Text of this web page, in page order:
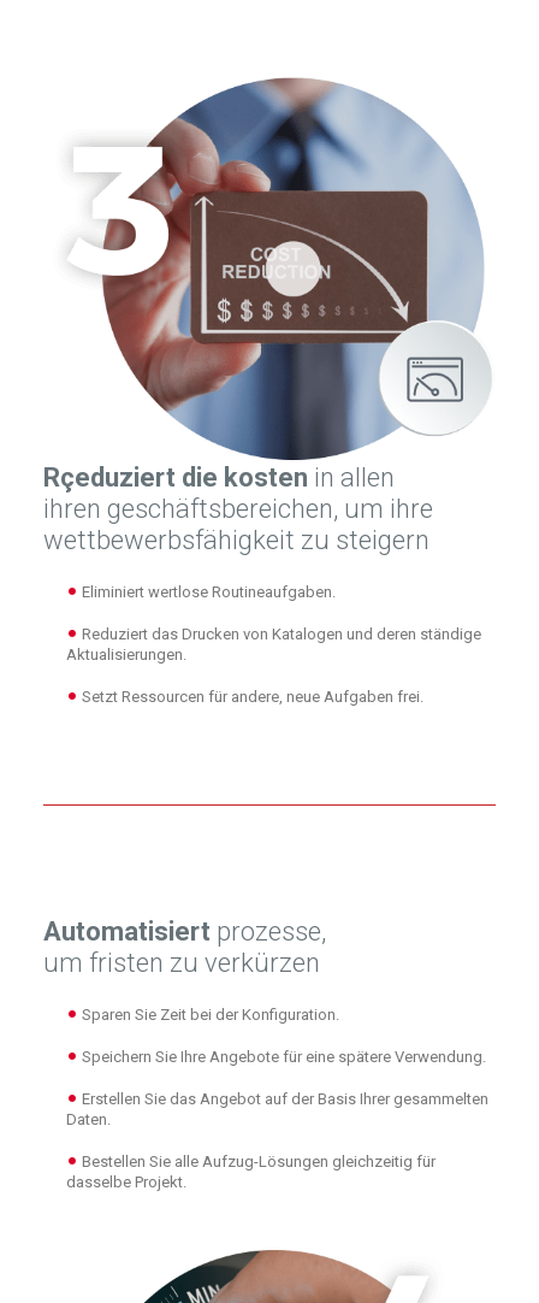
Rçeduziert die kosten in allen
ihren geschäftsbereichen, um ihre
wettbewerbsfähigkeit zu steigern
Eliminiert wertlose Routineaufgaben.
Reduziert das Drucken von Katalogen und deren ständige
Aktualisierungen.
Setzt Ressourcen für andere, neue Aufgaben frei.
Automatisiert prozesse,
um fristen zu verkürzen
Sparen Sie Zeit bei der Konfiguration.
Speichern Sie Ihre Angebote für eine spätere Verwendung.
Erstellen Sie das Angebot auf der Basis Ihrer gesammelten
Daten.
Bestellen Sie alle Aufzug-Lösungen gleichzeitig für
dasselbe Projekt.